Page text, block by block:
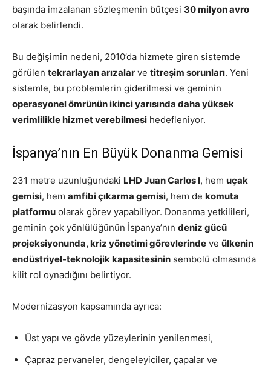
başında imzalanan sözleşmenin bütçesi 30 milyon avro
olarak belirlendi.
Bu değişimin nedeni, 2010’da hizmete giren sistemde
görülen tekrarlayan arızalar ve titreşim sorunları. Yeni
sistemle, bu problemlerin giderilmesi ve geminin
operasyonel ömrünün ikinci yarısında daha yüksek
verimlilikle hizmet verebilmesi hedefleniyor.
İspanya’nın En Büyük Donanma Gemisi
231 metre uzunluğundaki LHD Juan Carlos I, hem uçak
gemisi, hem amfibi çıkarma gemisi, hem de komuta
platformu olarak görev yapabiliyor. Donanma yetkilileri,
geminin çok yönlülüğünün İspanya’nın deniz gücü
projeksiyonunda, kriz yönetimi görevlerinde ve ülkenin
endüstriyel-teknolojik kapasitesinin sembolü olmasında
kilit rol oynadığını belirtiyor.
Modernizasyon kapsamında ayrıca:
Üst yapı ve gövde yüzeylerinin yenilenmesi,
Çapraz pervaneler, dengeleyiciler, çapalar ve